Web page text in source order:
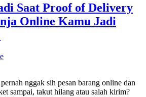
Saat Proof of Delivery
Online Kamu Jadi
nggak sih pesan barang online dan
sampai, takut hilang atau salah kirim?